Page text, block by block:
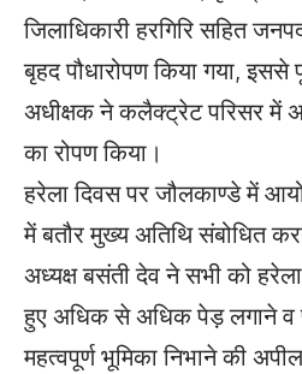
जिलाधिकारी हरगिरि सहित
बृहद पौधारोपण किया गया, इससे
अधीक्षक ने कलैक्ट्रेट परिसर में
का रोपण किया।
हरेला दिवस पर जौलकाण्डे में
में बतौर मुख्य अतिथि संबोधित
अध्यक्ष बसंती देव ने सभी को
हुए अधिक से अधिक पेड़ लगाने व
महत्वपूर्ण भूमिका निभाने की